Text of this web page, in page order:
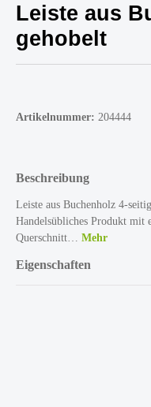
Leiste aus
gehobelt
Artikelnummer: 204444
Beschreibung
Leiste aus Buchenholz 4-
Handelsübliches Produkt mit
Querschnitt… Mehr
Eigenschaften